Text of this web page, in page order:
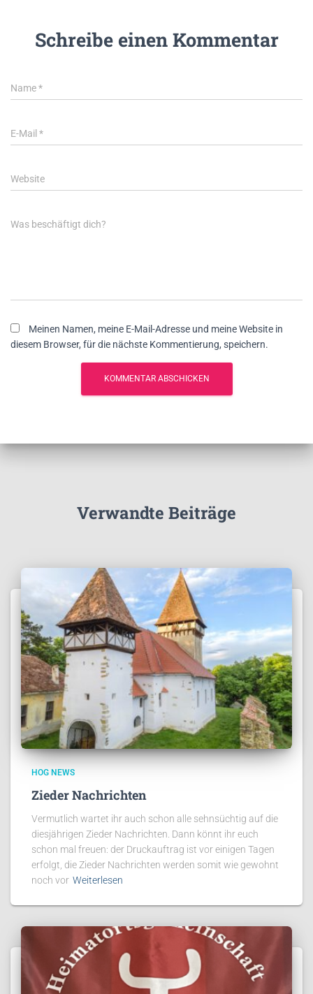
Schreibe einen Kommentar
Name*
E-Mail *
Website
Was beschäftigt dich?
Meinen Namen, meine E-Mail-Adresse und meine Website in
diesem Browser, für die nächste Kommentierung, speichern.
Verwandte Beiträge
HOG NEWS
Zieder Nachrichten
Vermutlich wartet ihr auch schon alle sehnsüchtig auf die
diesjährigen Zieder Nachrichten. Dann könnt ihr euch
schon mal freuen: der Druckauftrag ist vor einigen Tagen
erfolgt, die Zieder Nachrichten werden somit wie gewohnt
noch vor Weiterlesen